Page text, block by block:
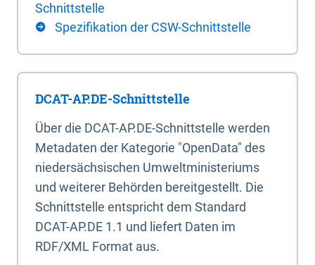
Schnittstelle
Spezifikation der CSW-Schnittstelle
DCAT-AP.DE-Schnittstelle
Über die DCAT-AP.DE-Schnittstelle werden
Metadaten der Kategorie "OpenData" des
niedersächsischen Umweltministeriums
und weiterer Behörden bereitgestellt. Die
Schnittstelle entspricht dem Standard
DCAT-AP.DE 1.1 und liefert Daten im
RDF/XML Format aus.